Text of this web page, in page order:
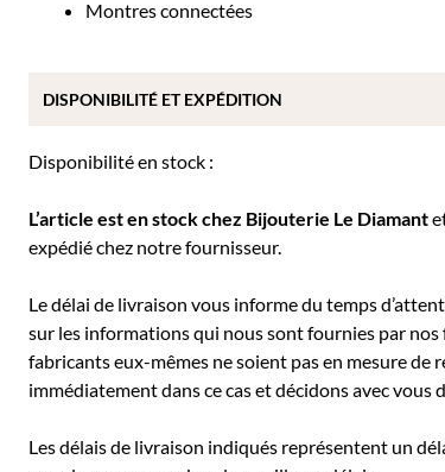
Montres connectées
Disponibilité en stock :
L’article est en stock chez Bijouterie Le Diamant
expédié chez notre fournisseur.
Le délai de livraison vous informe du temps
sur les informations qui nous sont fournies par
fabricants eux-mêmes ne soient pas en mesure
immédiatement dans ce cas et décidons avec vous
Les délais de livraison indiqués représentent un
DISPONIBILITÉ ET EXPÉDITION